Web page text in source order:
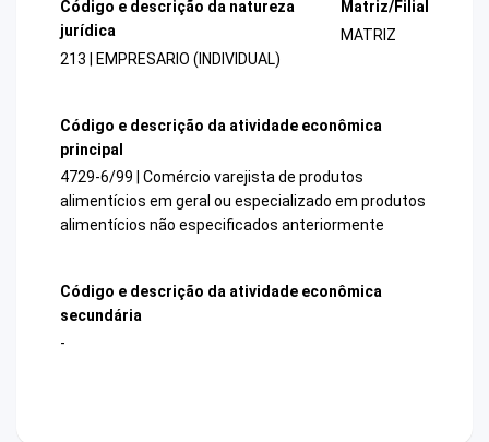
Código e descrição da natureza
jurídica
213 | EMPRESARIO (INDIVIDUAL)
Matriz/Filial
MATRIZ
Código e descrição da atividade econômica
principal
4729-6/99 | Comércio varejista de produtos
alimentícios em geral ou especializado em produtos
alimentícios não especificados anteriormente
Código e descrição da atividade econômica
secundária
-